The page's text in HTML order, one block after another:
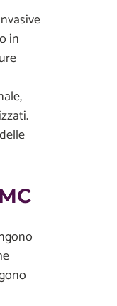
in